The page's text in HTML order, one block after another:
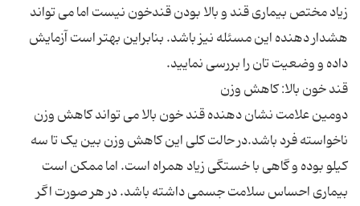
زیاد مختص بیماری قند و بالا بودن قندخون نیست اما می تواند
هشدار دهنده این مسئله نیز باشد. بنابراین بهتر است آزمایش
دومین علامت نشان دهنده قند خون بالا می تواند کاهش وزن
ناخواسته فرد باشد.در حالت کلی این کاهش وزن بین یک تا سه
کیلو بوده و گاهی با خستگی زیاد همراه است. اما ممکن است
بیماری احساس سلامت جسمی داشته باشد. در هر صورت اگر